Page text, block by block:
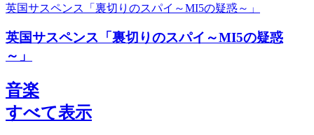
英国サスペンス「裏切りのスパイ～MI5の疑惑～」
英国サスペンス「裏切りのスパイ～MI5の疑惑
～」
音楽
すべて表示